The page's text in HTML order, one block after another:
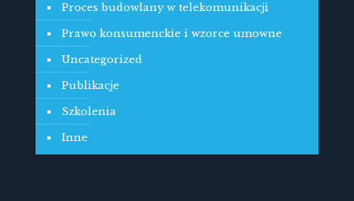
Proces budowlany w telekomunikacji
Prawo konsumenckie i wzorce umowne
Uncategorized
Publikacje
Szkolenia
Inne